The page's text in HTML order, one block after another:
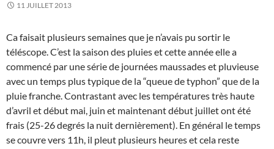
11 JUILLET 2013
Ca faisait plusieurs semaines que je n’avais pu sortir le
téléscope. C’est la saison des pluies et cette année elle a
commencé par une série de journées maussades et pluvieuse
avec un temps plus typique de la “queue de typhon” que de la
pluie franche. Contrastant avec les températures très haute
d’avril et début mai, juin et maintenant début juillet ont été
frais (25-26 degrés la nuit dernièrement). En général le temps
se couvre vers 11h, il pleut plusieurs heures et cela reste